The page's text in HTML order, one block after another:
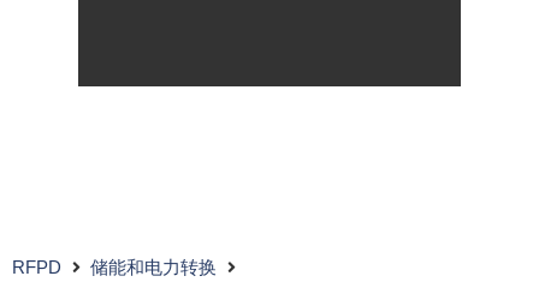
RFPD 储能和电力转换